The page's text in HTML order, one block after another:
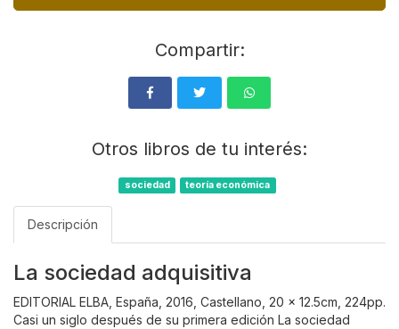
Compartir:
Otros libros de tu interés:
sociedad teoría económica
Descripción
La sociedad adquisitiva
EDITORIAL ELBA, España, 2016, Castellano, 20 x 12.5cm, 224pp.
Casi un siglo después de su primera edición La sociedad